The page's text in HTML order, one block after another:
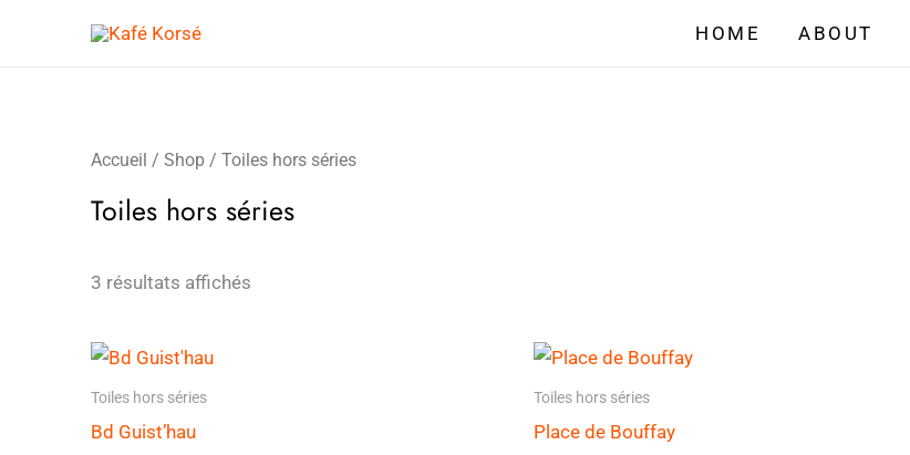
HOME ABOUT
Accueil / Shop / Toiles hors séries
Toiles hors séries
3 résultats affichés
Toiles hors séries
Bd Guist’hau
Toiles hors séries
Place de Bouffay